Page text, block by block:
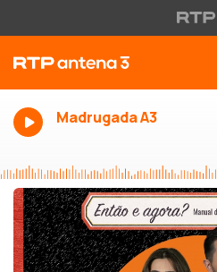
Madrugada A3